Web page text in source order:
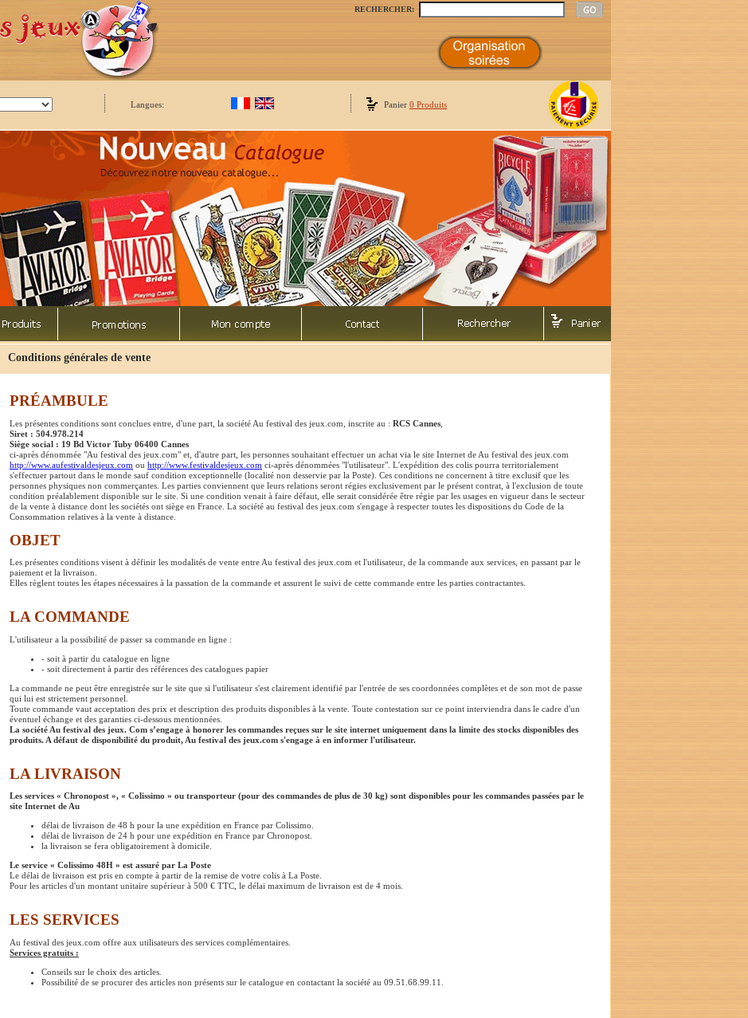
RECHERCHER:
Langues: Panier 0 Produits
Conditions générales de vente
PRÉAMBULE
Les présentes conditions sont conclues entre, d'une part, la société Au festival des jeux.com, inscrite au : RCS Cannes
Siret : 504.978.214
Siège social : 19 Bd Victor Tuby 06400 Cannes
ci-après dénommée "Au festival des jeux.com" et, d'autre part, les personnes souhaitant effectuer un achat via le site Internet de Au festival des jeux.com
http://www.aufestivaldesjeux.com ou http://www.festivaldesjeux.com ci-après dénommées "l'utilisateur". L'expédition des colis pourra territorialement
s'effectuer partout dans le monde sauf condition exceptionnelle (localité non desservie par la Poste). Ces conditions ne concernent à titre exclusif que les
personnes physiques non commerçantes. Les parties conviennent que leurs relations seront régies exclusivement par le présent contrat, à l'exclusion de toute
condition préalablement disponible sur le site. Si une condition venait à faire défaut, elle serait considérée être régie par les usages en vigueur dans le secteur
de la vente à distance dont les sociétés ont siège en France. La société au festival des jeux.com s'engage à respecter toutes les dispositions du Code de la
Consommation relatives à la vente à distance.
OBJET
Les présentes conditions visent à définir les modalités de vente entre Au festival des jeux.com et l'utilisateur, de la commande aux services, en passant par le
paiement et la livraison.
Elles règlent toutes les étapes nécessaires à la passation de la commande et assurent le suivi de cette commande entre les parties contractantes.
LA COMMANDE
L'utilisateur a la possibilité de passer sa commande en ligne :
- soit à partir du catalogue en ligne
- soit directement à partir des références des catalogues papier
La commande ne peut être enregistrée sur le site que si l'utilisateur s'est clairement identifié par l'entrée de ses coordonnées complètes et de son mot de passe
qui lui est strictement personnel.
Toute commande vaut acceptation des prix et description des produits disponibles à la vente. Toute contestation sur ce point interviendra dans le cadre d'un
éventuel échange et des garanties ci-dessous mentionnées.
La société Au festival des jeux. Com s’engage à honorer les commandes reçues sur le site internet uniquement dans la limite des stocks disponibles des
produits. A défaut de disponibilité du produit, Au festival des jeux.com s'engage à en informer l'utilisateur.
LA LIVRAISON
Les services « Chronopost », « Colissimo » ou transporteur (pour des commandes de plus de 30 kg) sont disponibles pour les commandes passées par le
site Internet de Au
délai de livraison de 48 h pour la une expédition en France par Colissimo.
délai de livraison de 24 h pour une expédition en France par Chronopost.
la livraison se fera obligatoirement à domicile.
Le service « Colissimo 48H » est assuré par La Poste
Le délai de livraison est pris en compte à partir de la remise de votre colis à La Poste.
Pour les articles d'un montant unitaire supérieur à 500 € TTC, le délai maximum de livraison est de 4 mois.
LES SERVICES
Au festival des jeux.com offre aux utilisateurs des services complémentaires.
Services gratuits :
Conseils sur le choix des articles.
Possibilité de se procurer des articles non présents sur le catalogue en contactant la société au 09.51.68.99.11.